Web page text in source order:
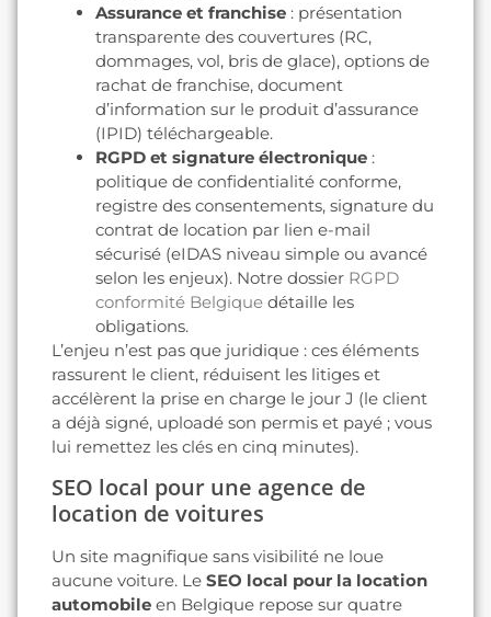
Assurance et franchise : présentation
transparente des couvertures (RC,
dommages, vol, bris de glace), options de
rachat de franchise, document
d’information sur le produit d’assurance
(IPID) téléchargeable.
RGPD et signature électronique :
politique de confidentialité conforme,
registre des consentements, signature du
contrat de location par lien e-mail
sécurisé (eIDAS niveau simple ou avancé
selon les enjeux). Notre dossier RGPD
conformité Belgique détaille les
obligations.
L’enjeu n’est pas que juridique : ces éléments
rassurent le client, réduisent les litiges et
accélèrent la prise en charge le jour J (le client
a déjà signé, uploadé son permis et payé ; vous
lui remettez les clés en cinq minutes).
SEO local pour une agence de
location de voitures
Un site magnifique sans visibilité ne loue
aucune voiture. Le SEO local pour la location
automobile en Belgique repose sur quatre